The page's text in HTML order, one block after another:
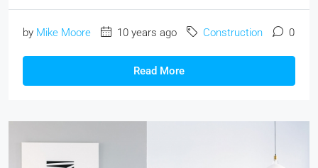
by Mike Moore 10 years ago Construction 0
Read More